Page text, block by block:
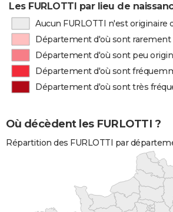
Les FURLOTTI par lieu de
Aucun FURLOTTI n'est originaire
Département d'où sont rarement
Département d'où sont peu
Département d'où sont
Département d'où sont très
Où décèdent les FURLOTTI ?
Répartition des FURLOTTI par